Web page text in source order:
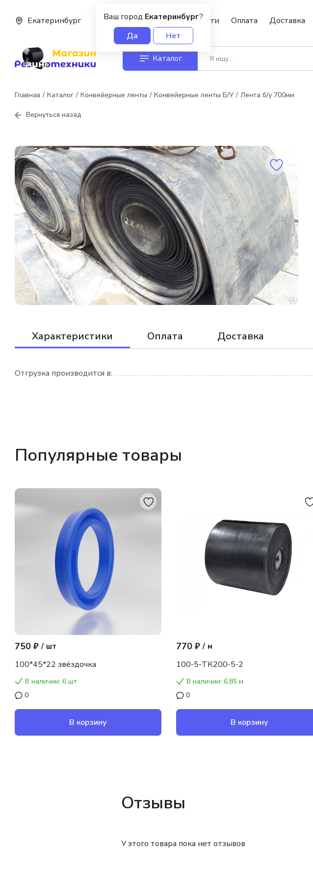
Ваш город Екатеринбург?
Да
Нет
Екатеринбург О нас Услуги Оплата Доставка
Каталог
Главная Каталог Конвейерные ленты Конвейерные ленты Б/У Лента б/у 700мм
Вернуться назад
Характеристики Оплата Доставка
Отгрузка производится в:
Популярные товары
750 ₽ / шт
100*45*22 звёздочка
В наличии: 6 шт
0
В корзину
770 ₽ / м
100-5-ТК200-5-2
В наличии: 6.85 м
0
В корзину
Отзывы
У этого товара пока нет отзывов